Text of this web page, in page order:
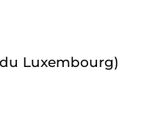
Luxembourg)